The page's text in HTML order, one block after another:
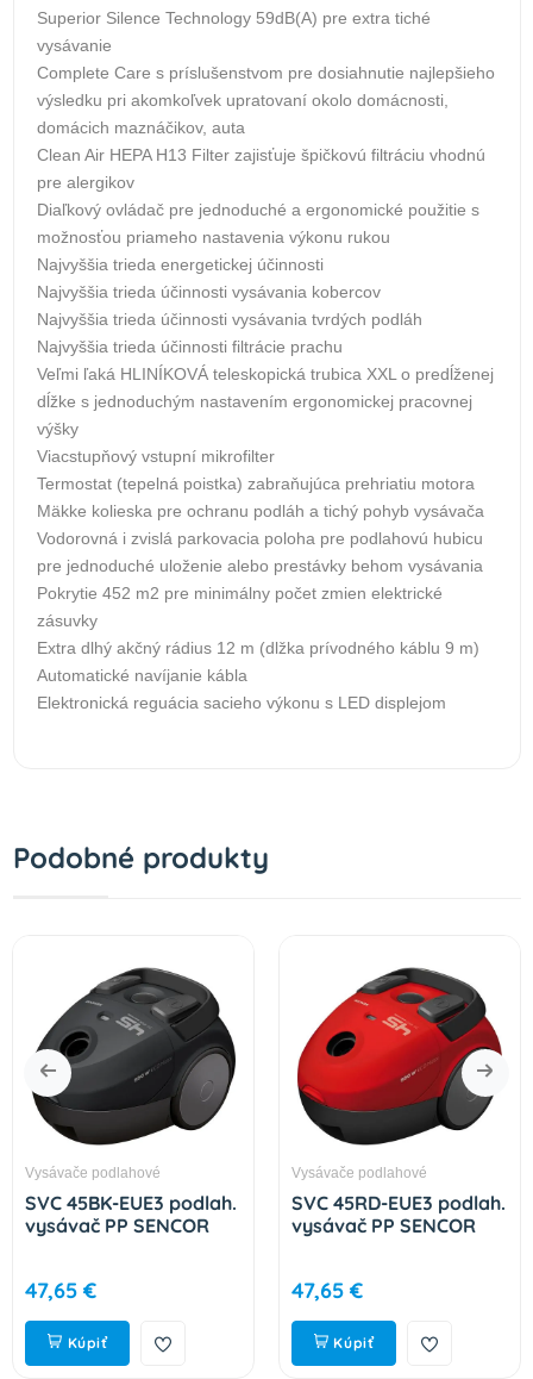
Superior Silence Technology 59dB(A) pre extra tiché
vysávanie
Complete Care s príslušenstvom pre dosiahnutie najlepšieho
výsledku pri akomkoľvek upratovaní okolo domácnosti,
domácich maznáčikov, auta
Clean Air HEPA H13 Filter zajisťuje špičkovú filtráciu vhodnú
pre alergikov
Diaľkový ovládač pre jednoduché a ergonomické použitie s
možnosťou priameho nastavenia výkonu rukou
Najvyššia trieda energetickej účinnosti
Najvyššia trieda účinnosti vysávania kobercov
Najvyššia trieda účinnosti vysávania tvrdých podláh
Najvyššia trieda účinnosti filtrácie prachu
Veľmi ľaká HLINÍKOVÁ teleskopická trubica XXL o predĺženej
dĺžke s jednoduchým nastavením ergonomickej pracovnej
výšky
Viacstupňový vstupní mikrofilter
Termostat (tepelná poistka) zabraňujúca prehriatiu motora
Mäkke kolieska pre ochranu podláh a tichý pohyb vysávača
Vodorovná i zvislá parkovacia poloha pre podlahovú hubicu
pre jednoduché uloženie alebo prestávky behom vysávania
Pokrytie 452 m2 pre minimálny počet zmien elektrické
zásuvky
Extra dlhý akčný rádius 12 m (dlžka prívodného káblu 9 m)
Automatické navíjanie kábla
Elektronická reguácia sacieho výkonu s LED displejom
Podobné produkty
Vysávače podlahové
SVC 45BK-EUE3 podlah.
vysávač PP SENCOR
47,65 €
Kúpiť
Vysávače podlahové
SVC 45RD-EUE3 podlah.
vysávač PP SENCOR
47,65 €
Kúpiť